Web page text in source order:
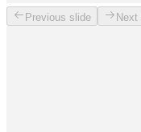
Previous slide Next